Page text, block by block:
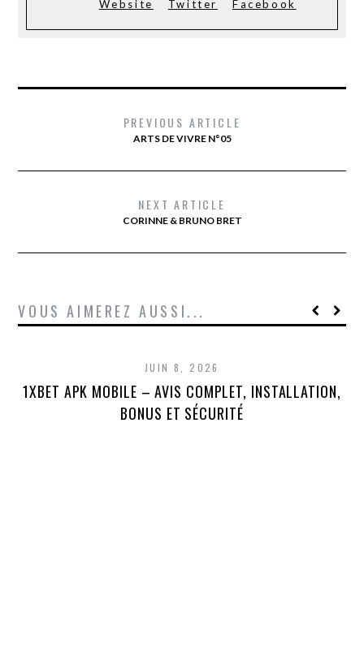
Website Twitter Facebook
PREVIOUS ARTICLE
ARTS DE VIVRE N°05
NEXT ARTICLE
CORINNE & BRUNO BRET
VOUS AIMEREZ AUSSI...
JUIN 8, 2026
1XBET APK MOBILE – AVIS COMPLET, INSTALLATION,
BONUS ET SÉCURITÉ